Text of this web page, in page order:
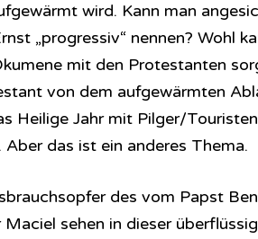
wird. Kann man
„progressiv“ nennen? Wohl
mit den Protestanten
von dem aufgewärmten
Heilige Jahr mit Pilger/
Aber das ist ein anderes Thema.
des vom Papst
sehen in dieser